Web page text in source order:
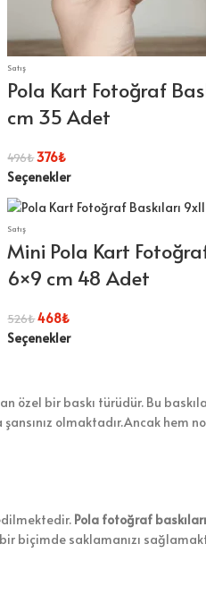
Satış
Pola Kart Fotoğraf
cm 35 Adet
496₺376₺
Seçenekler
Satış
Mini Pola Kart
6×9 cm 48 Adet
526₺468₺
Seçenekler
özel bir baskı türüdür. Bu
olmaktadır.Ancak hem
Pola fotoğraf baskıları
biçimde saklamanızı